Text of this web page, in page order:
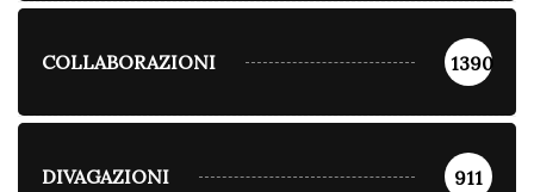
COLLABORAZIONI 1390
DIVAGAZIONI 911